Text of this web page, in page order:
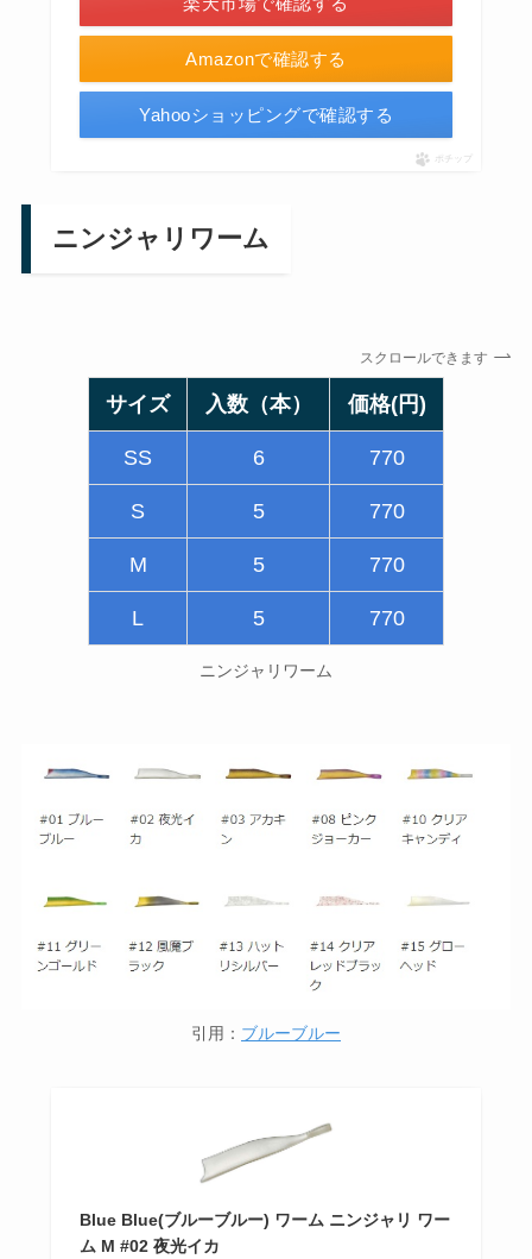
Amazonで確認する
Yahooショッピングで確認する
ポチップ
ニンジャリワーム
スクロールできます
サイズ 入数（本） 価格(円)
SS 6 770
S 5 770
M 5 770
L 5 770
ニンジャリワーム
引用： ブルーブルー
Blue Blue(ブルーブルー) ワーム ニンジャリ ワー
ム M #02 夜光イカ